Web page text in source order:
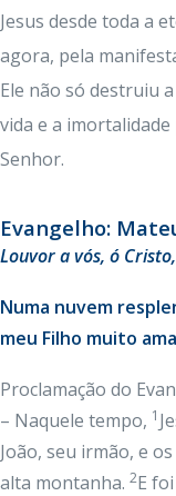
Jesus desde toda a
agora, pela
Ele não só destruiu
vida e a
Senhor.
Evangelho:
Louvor a vós, ó
Numa nuvem
meu Filho muito
Proclamação do
– Naquele tempo, 1
João, seu irmão, e
alta montanha. 2E